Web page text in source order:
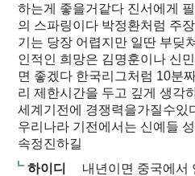
하는게 좋을거같다 진서에게
의 스파링이다 박정환처럼 주
기는 당장 어렵지만 일딴 부딪
인적인 희망은 김명훈이나 신
면 좋겠다 한국리그처럼 10분
리 제한시간을 두고 깊게 생각
세계기전에 경쟁력을가질수있
우리나라 기전에서는 신예들
속정진하길
하이디
내년이면 중국에서